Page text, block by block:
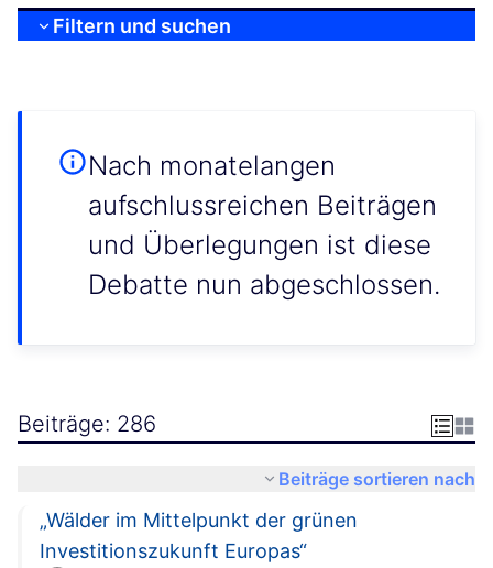
Filtern und suchen
Nach monatelangen
aufschlussreichen Beiträgen
und Überlegungen ist diese
Debatte nun abgeschlossen.
Beiträge: 286
Beiträge sortieren nach
„Wälder im Mittelpunkt der grünen
Investitionszukunft Europas“